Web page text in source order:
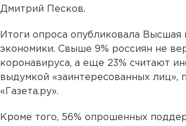
Дмитрий Песков.
Итоги опроса опубликовала Высшая
экономики. Свыше 9% россиян не
коронавируса, а еще 23% считают
выдумкой «заинтересованных лиц»,
«Газета.ру».
Кроме того, 56% опрошенных